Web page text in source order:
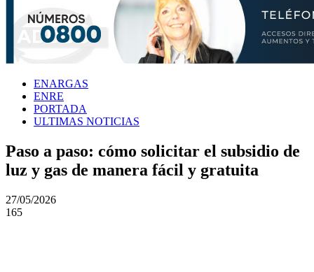
ENARGAS
ENRE
PORTADA
ULTIMAS NOTICIAS
Paso a paso: cómo solicitar el subsidio de
luz y gas de manera fácil y gratuita
27/05/2026
165